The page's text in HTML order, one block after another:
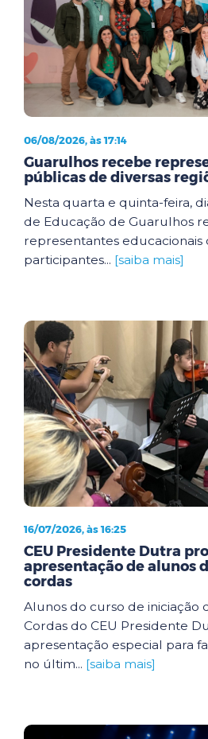
06/08/2026, às 17:14
Guarulhos recebe
públicas de diversas
Nesta quarta e quinta-feira,
de Educação de Guarulhos
representantes educacionais
participantes... [saiba mais]
16/07/2026, às 16:25
CEU Presidente Dutra
apresentação de alunos
cordas
Alunos do curso de iniciação
Cordas do CEU Presidente
apresentação especial para
no últim... [saiba mais]